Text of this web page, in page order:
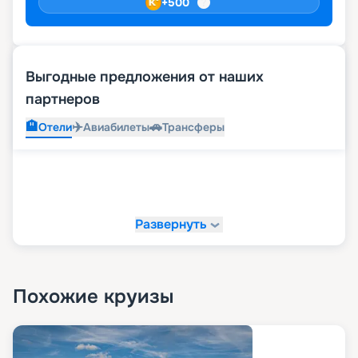
Выгодные предложения от наших
партнеров
🏨Отели✈️Авиабилеты🚗Трансферы
Развернуть
Похожие круизы